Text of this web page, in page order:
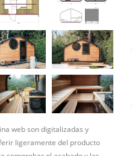
web son digitalizadas y
ligeramente del producto